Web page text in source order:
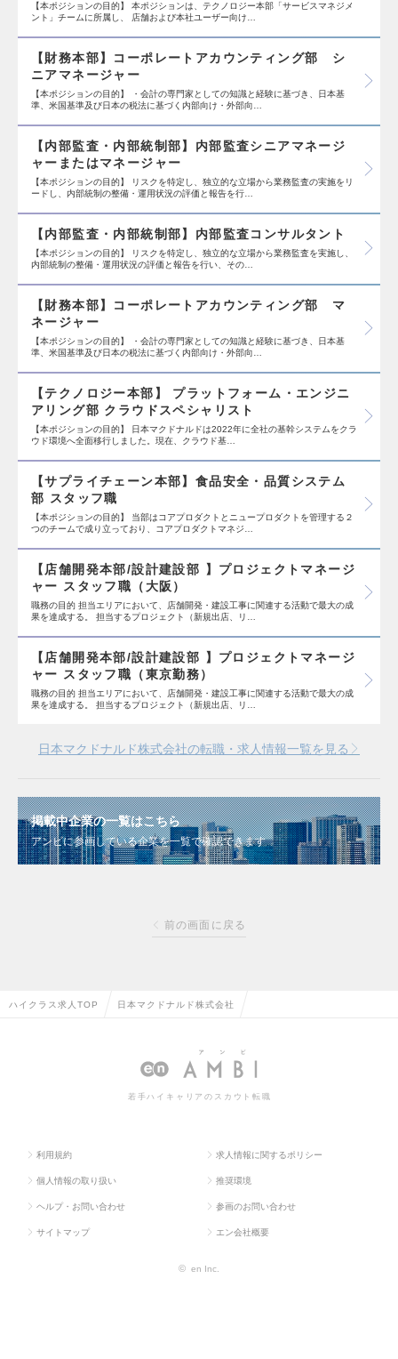
【本ポジションの目的】 本ポジションは、テクノロジー本部「サービスマネジメ
ント」チームに所属し、 店舗および本社ユーザー向け…
【財務本部】コーポレートアカウンティング部 シ
ニアマネージャー
【本ポジションの目的】 ・会計の専門家としての知識と経験に基づき、日本基
準、米国基準及び日本の税法に基づく内部向け・外部向…
【内部監査・内部統制部】内部監査シニアマネージ
ャーまたはマネージャー
【本ポジションの目的】 リスクを特定し、独立的な立場から業務監査の実施をリ
ードし、内部統制の整備・運用状況の評価と報告を行…
【内部監査・内部統制部】内部監査コンサルタント
【本ポジションの目的】 リスクを特定し、独立的な立場から業務監査を実施し、
内部統制の整備・運用状況の評価と報告を行い、その…
【財務本部】コーポレートアカウンティング部 マ
ネージャー
【本ポジションの目的】 ・会計の専門家としての知識と経験に基づき、日本基
準、米国基準及び日本の税法に基づく内部向け・外部向…
【テクノロジー本部】 プラットフォーム・エンジニ
アリング部 クラウドスペシャリスト
【本ポジションの目的】 日本マクドナルドは2022年に全社の基幹システムをクラ
ウド環境へ全面移行しました。現在、クラウド基…
【サプライチェーン本部】食品安全・品質システム
部 スタッフ職
【本ポジションの目的】 当部はコアプロダクトとニュープロダクトを管理する２
つのチームで成り立っており、コアプロダクトマネジ…
【店舗開発本部/設計建設部 】プロジェクトマネージ
ャー スタッフ職（大阪）
職務の目的 担当エリアにおいて、店舗開発・建設工事に関連する活動で最大の成
果を達成する。 担当するプロジェクト（新規出店、リ…
【店舗開発本部/設計建設部 】プロジェクトマネージ
ャー スタッフ職（東京勤務）
職務の目的 担当エリアにおいて、店舗開発・建設工事に関連する活動で最大の成
果を達成する。 担当するプロジェクト（新規出店、リ…
日本マクドナルド株式会社の転職・求人情報一覧を見る
掲載中企業の一覧はこちら
アンビに参画している企業を一覧で確認できます
前の画面に戻る
ハイクラス求人TOP 日本マクドナルド株式会社
若手ハイキャリアのスカウト転職
利用規約 求人情報に関するポリシー
個人情報の取り扱い 推奨環境
ヘルプ・お問い合わせ 参画のお問い合わせ
サイトマップ エン会社概要
© en Inc.